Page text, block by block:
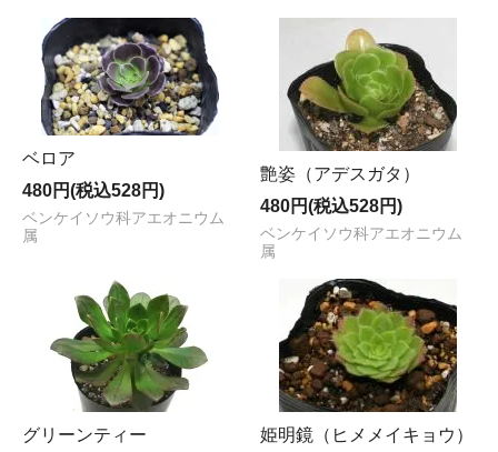
ベロア
480円(税込528円)
ベンケイソウ科アエオニウム
属
艶姿（アデスガタ）
480円(税込528円)
ベンケイソウ科アエオニウム
属
グリーンティー
姫明鏡（ヒメメイキョウ）